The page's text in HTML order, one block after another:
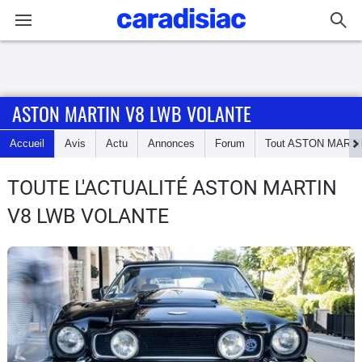
Accueil
Actu
Essais
d'achat
Electriques
Utilitaires
ASTON MARTIN V8 LWB VOLANTE
Accueil Avis Actu Annonces Forum Tout ASTON
TOUTE L'ACTUALITÉ ASTON MARTIN
V8 LWB VOLANTE